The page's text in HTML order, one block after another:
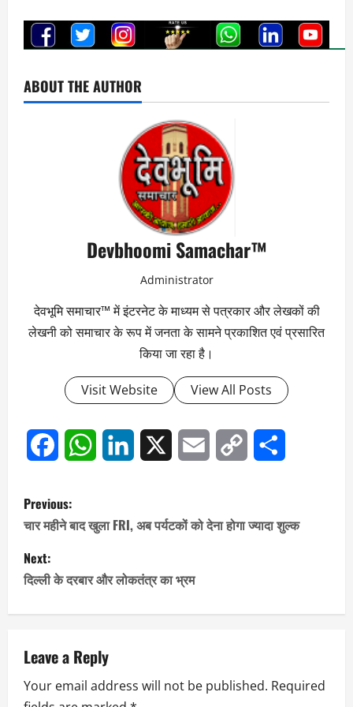
ABOUT THE AUTHOR
Devbhoomi Samachar™
Administrator
देवभूमि समाचार™ में इंटरनेट के माध्यम से पत्रकार और लेखकों की
लेखनी को समाचार के रूप में जनता के सामने प्रकाशित एवं प्रसारित
किया जा रहा है।
Visit Website View All Posts
P
o
s
t
a
v
Previous:
चार महीने बाद खुला FRI, अब पर्यटकों को देना होगा ज्यादा शुल्क
Next:
दिल्ली के दरबार और लोकतंत्र का भ्रम
Leave a Reply
Your email address will not be published. Required